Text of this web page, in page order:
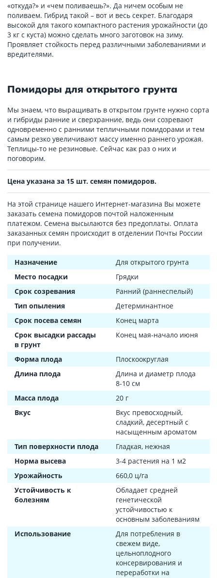
«откуда?» и «чем поливаешь?». Да ничем особым не
поливаем. Гибрид такой – вот и весь секрет. Благодаря
высокой для такого компактного растения урожайности (до
3 кг с куста) можно сделать много заготовок на зиму.
Проявляет стойкость перед различными заболеваниями и
вредителями.
Помидоры для открытого грунта
Мы знаем, что выращивать в открытом грунте нужно сорта
и гибриды ранние и сверхранние, ведь они созревают
одновременно с ранними тепличными помидорами и тем
самым резко увеличивают массу именно раннего урожая.
Теплицы-то не резиновые. Сейчас как раз о них и
поговорим.
Цена указана за 15 шт. семян помидоров.
На этой странице нашего Интернет-магазина Вы можете
заказать семена помидоров почтой наложенным
платежом. Семена высылаются без предоплаты. Оплата
заказанных семян происходит в отделении Почты России
при получении.
Назначение
Для открытого грунта
Место посадки
Грядки
Срок созревания
Ранний (раннеспелый)
Тип опыления
Детерминантное
Срок посева семян
Конец марта
Срок высадки рассады
в грунт
Конец мая-начало июня
Форма плода
Плоскоокруглая
Длина плода
Длина и диаметр плода
8-10 см
Масса плода
20 г
Вкус
Вкус превосходный,
сладкий, десертный с
насыщенным ароматом
Тип поверхности плода
Гладкая, нежная
Норма высева
3-4 растения на 1 м2
Урожайность
660,0 ц/га
Устойчивость к
болезням
Обладает средней
генетической
устойчивостью к
основным заболеваниям
Использование
Для потребления в
свежем виде,
цельноплодного
консервирования и
переработки на